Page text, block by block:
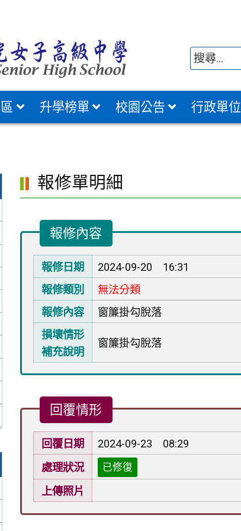
升學榜單 校園公告 行政單位
報修單明細
報修內容
報修日期 2024-09-20 16:31
報修類別
無法分類
報修內容
窗簾掛勾脫落
損壞情形
補充說明
窗簾掛勾脫落
回覆情形
回覆日期 2024-09-23 08:29
處理狀況
已修復
上傳照片